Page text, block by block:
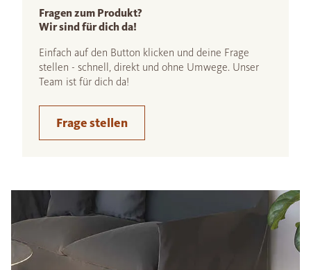
Fragen zum Produkt?
Wir sind für dich da!
Einfach auf den Button klicken und deine Frage
stellen - schnell, direkt und ohne Umwege. Unser
Team ist für dich da!
Frage stellen